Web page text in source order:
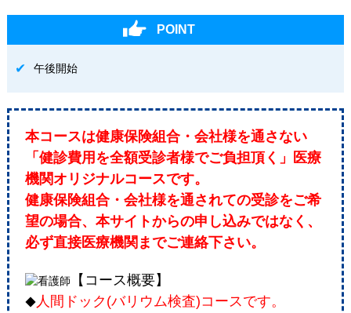
POINT
午後開始
本コースは健康保険組合・会社様を通さない
「健診費用を全額受診者様でご負担頂く」医療
機関オリジナルコースです。
健康保険組合・会社様を通されての受診をご希
望の場合、本サイトからの申し込みではなく、
必ず直接医療機関までご連絡下さい。
【コース概要】
◆人間ドック(バリウム検査)コースです。